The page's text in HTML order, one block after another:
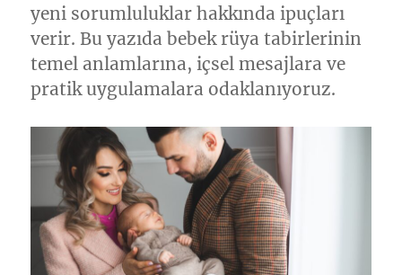
yeni sorumluluklar hakkında ipuçları
verir. Bu yazıda bebek rüya tabirlerinin
temel anlamlarına, içsel mesajlara ve
pratik uygulamalara odaklanıyoruz.